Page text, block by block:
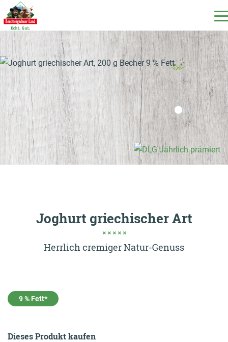
DE IT
Unsere Produkte
Unsere Milch
Milchecho
Rezepte
ZUM LOGIN BEREICH
Joghurt griechischer Art
Herrlich cremiger Natur-Genuss
9 % Fett*
Dieses Produkt kaufen